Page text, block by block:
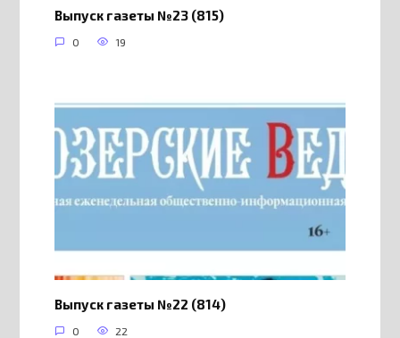
Выпуск газеты №23 (815)
0 19
Выпуск газеты №22 (814)
0 22